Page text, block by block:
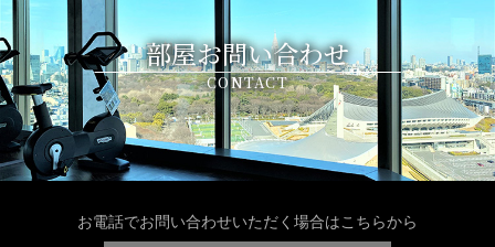
部屋お問い合わせ
CONTACT
お電話でお問い合わせいただく場合はこちらから